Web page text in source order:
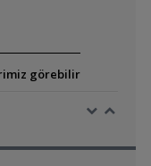
görebilir